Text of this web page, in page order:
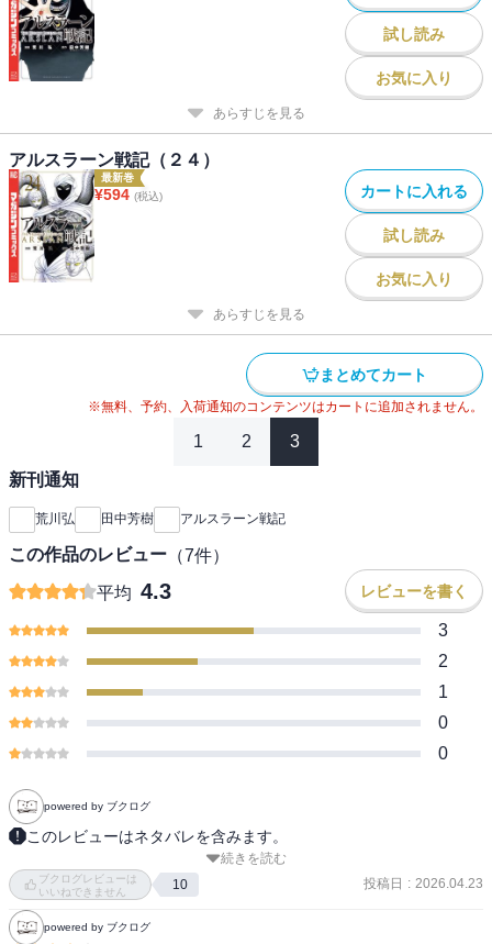
試し読み
お気に入り
あらすじを見る
アルスラーン戦記（２４）
最新巻
¥594 (税込) カートに入れる
試し読み
お気に入り
あらすじを見る
まとめてカート
※無料、予約、入荷通知のコンテンツはカートに追加されません。
1 2 3
新刊通知
荒川弘 田中芳樹 アルスラーン戦記
この作品のレビュー （7件）
平均 4.3 レビューを書く
3
2
1
0
0
powered by ブクログ
このレビューはネタバレを含みます。
暗黒の伝説再び――蛇王ザッハーク復活。
魔道士たちの企みにより、地獄と化した王都。異形の魔物が民を襲
い、非業の死を遂げたパルスの英雄は闇の力で蘇り、かつての仲間
続きを読む
ブクログレビューは
いいねできません
10 投稿日 : 2026.04.23
powered by ブクログ